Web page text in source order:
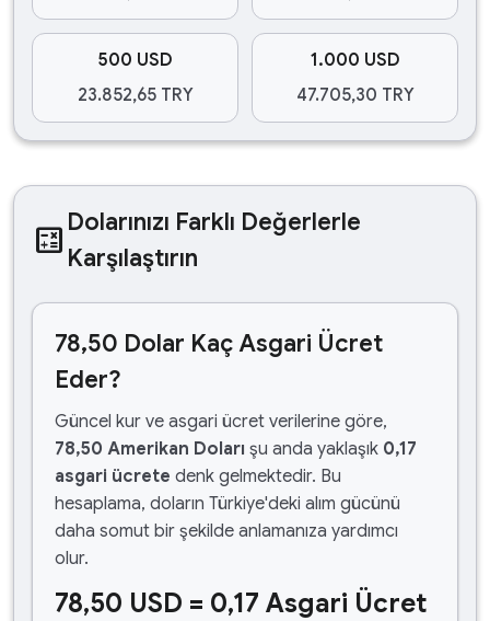
500 USD
23.852,65 TRY
1.000 USD
47.705,30 TRY
calculate Dolarınızı Farklı Değerlerle
Karşılaştırın
78,50 Dolar Kaç Asgari Ücret
Eder?
Güncel kur ve asgari ücret verilerine göre,
78,50 Amerikan Doları şu anda yaklaşık 0,17
asgari ücrete denk gelmektedir. Bu
hesaplama, doların Türkiye'deki alım gücünü
daha somut bir şekilde anlamanıza yardımcı
olur.
78,50 USD = 0,17 Asgari Ücret